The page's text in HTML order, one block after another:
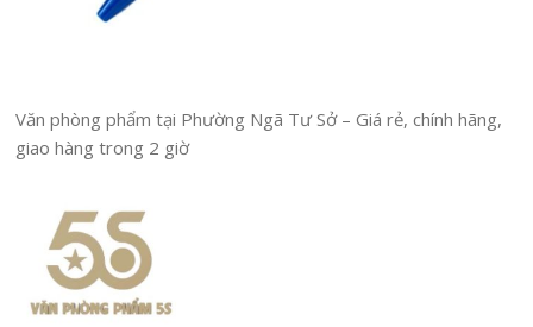
Văn phòng phẩm tại Phường Ngã Tư Sở – Giá rẻ, chính hãng,
giao hàng trong 2 giờ